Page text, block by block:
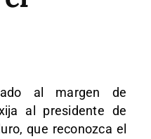
al margen de
al presidente de
que reconozca el